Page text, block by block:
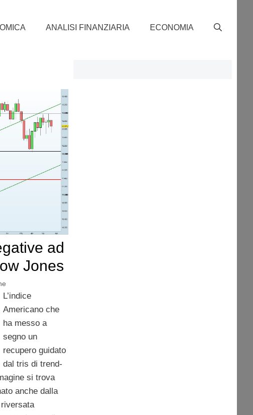
ANALISI FINANZIARIA ECONOMIA
ad
Jones
L’indice
Americano che
ha messo a
segno un
recupero guidato
dal tris di trend-
si trova
anche dalla